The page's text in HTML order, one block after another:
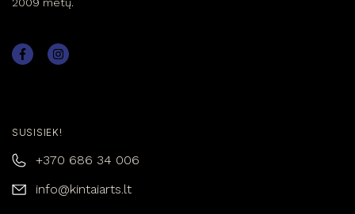
SUSISIEK!
+370 686 34 006
info@kintaiarts.lt